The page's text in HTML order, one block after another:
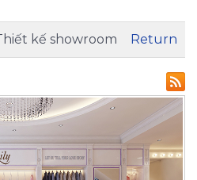
kế showroom Return